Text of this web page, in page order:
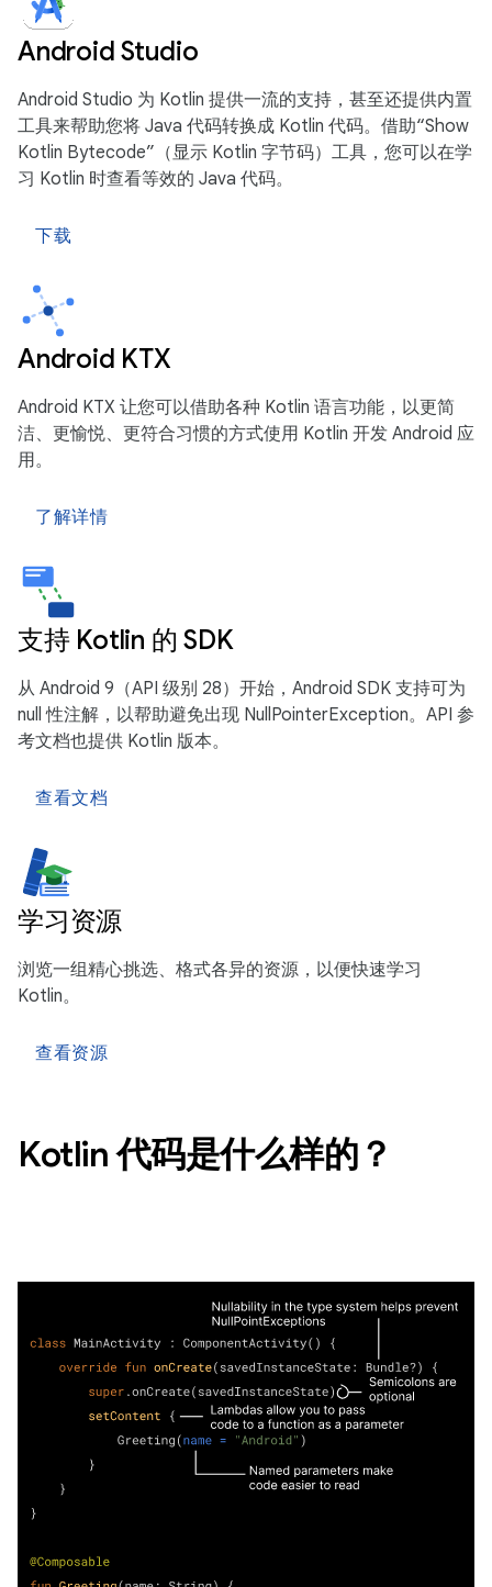
Android Studio
Android Studio 为 Kotlin 提供一流的支持，甚至还提供内置
工具来帮助您将 Java 代码转换成 Kotlin 代码。借助“Show
Kotlin Bytecode”（显示 Kotlin 字节码）工具，您可以在学
习 Kotlin 时查看等效的 Java 代码。
下载
Android KTX
Android KTX 让您可以借助各种 Kotlin 语言功能，以更简
洁、更愉悦、更符合习惯的方式使用 Kotlin 开发 Android 应
用。
了解详情
支持 Kotlin 的 SDK
从 Android 9（API 级别 28）开始，Android SDK 支持可为
null 性注解，以帮助避免出现 NullPointerException。API 参
考文档也提供 Kotlin 版本。
查看文档
学习资源
浏览一组精心挑选、格式各异的资源，以便快速学习
Kotlin。
查看资源
Kotlin 代码是什么样的？